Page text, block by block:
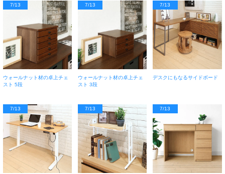
7/13
ウォールナット材の卓上チェ
スト 5段
7/13
ウォールナット材の卓上チェ
スト 3段
7/13
デスクにもなるサイドボード
7/13 7/13 7/13